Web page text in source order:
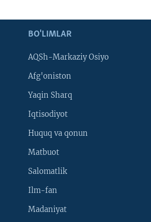
BO'LIMLAR
AQSh-Markaziy Osiyo
Afg'oniston
Yaqin Sharq
Iqtisodiyot
Huquq va qonun
Matbuot
Salomatlik
Ilm-fan
Madaniyat